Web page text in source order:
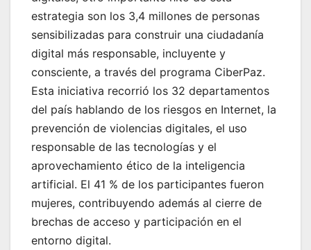
estrategia son los 3,4 millones de personas
sensibilizadas para construir una ciudadanía
digital más responsable, incluyente y
consciente, a través del programa CiberPaz.
Esta iniciativa recorrió los 32 departamentos
del país hablando de los riesgos en Internet, la
prevención de violencias digitales, el uso
responsable de las tecnologías y el
aprovechamiento ético de la inteligencia
artificial. El 41 % de los participantes fueron
mujeres, contribuyendo además al cierre de
brechas de acceso y participación en el
entorno digital.